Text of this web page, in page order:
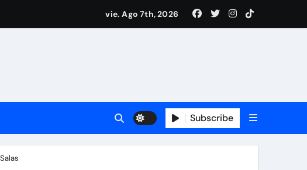
Giovanni Medina y revela lo que muchos querían saber
vie. Ago 7th, 2026
Subscribe